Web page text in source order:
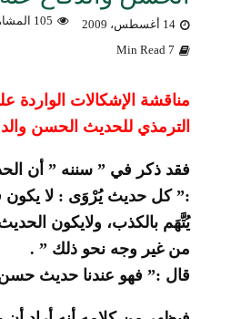
14 أغسطس، 2009 105 المشاهدات
7 Min Read
مناقشة الإشكالات الواردة
الترمذي للحديث الحسن
فقد ذكر في ” سننه ” أن
:” كل حديث يُرْوَى : لا يكون
يُتَّهَم بالكذب، ولايكون
من غير وجه نحو ذلك ” .
قال :” فهو عندنا حديث حسن